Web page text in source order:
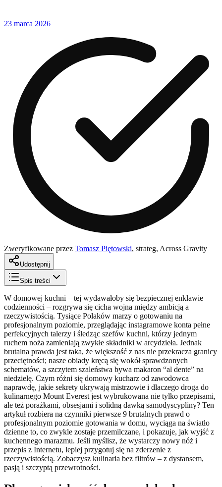
23 marca 2026
Zweryfikowane przez Tomasz Piętowski, strateg, Across Gravity
Udostępnij
Spis treści
W domowej kuchni – tej wydawałoby się bezpiecznej enklawie
codzienności – rozgrywa się cicha wojna między ambicją a
rzeczywistością. Tysiące Polaków marzy o gotowaniu na
profesjonalnym poziomie, przeglądając instagramowe konta pełne
perfekcyjnych talerzy i śledząc szefów kuchni, którzy jednym
ruchem noża zamieniają zwykłe składniki w arcydzieła. Jednak
brutalna prawda jest taka, że większość z nas nie przekracza granicy
przeciętności; nasze obiady kręcą się wokół sprawdzonych
schematów, a szczytem szaleństwa bywa makaron “al dente” na
niedzielę. Czym różni się domowy kucharz od zawodowca
naprawdę, jakie sekrety ukrywają mistrzowie i dlaczego droga do
kulinarnego Mount Everest jest wybrukowana nie tylko przepisami,
ale też porażkami, obsesjami i solidną dawką samodyscypliny? Ten
artykuł rozbiera na czynniki pierwsze 9 brutalnych prawd o
profesjonalnym poziomie gotowania w domu, wyciąga na światło
dzienne to, co zwykle zostaje przemilczane, i pokazuje, jak wyjść z
kuchennego marazmu. Jeśli myślisz, że wystarczy nowy nóż i
przepis z Internetu, lepiej przygotuj się na zderzenie z
rzeczywistością. Zobaczysz kulinaria bez filtrów – z dystansem,
pasją i szczyptą przewrotności.